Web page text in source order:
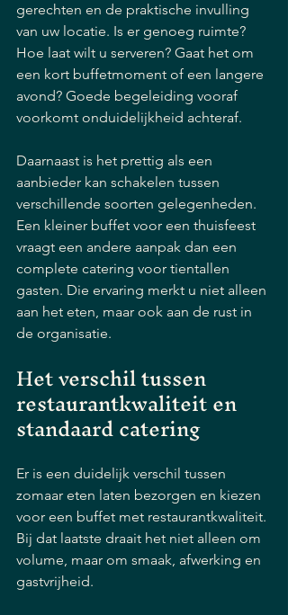
gerechten en de praktische invulling
van uw locatie. Is er genoeg ruimte?
Hoe laat wilt u serveren? Gaat het om
een kort buffetmoment of een langere
avond? Goede begeleiding vooraf
voorkomt onduidelijkheid achteraf.
Daarnaast is het prettig als een
aanbieder kan schakelen tussen
verschillende soorten gelegenheden.
Een kleiner buffet voor een thuisfeest
vraagt een andere aanpak dan een
complete catering voor tientallen
gasten. Die ervaring merkt u niet alleen
aan het eten, maar ook aan de rust in
de organisatie.
Het verschil tussen
restaurantkwaliteit en
standaard catering
Er is een duidelijk verschil tussen
zomaar eten laten bezorgen en kiezen
voor een buffet met restaurantkwaliteit.
Bij dat laatste draait het niet alleen om
volume, maar om smaak, afwerking en
gastvrijheid.